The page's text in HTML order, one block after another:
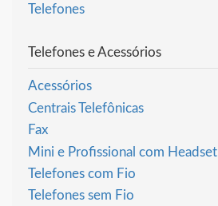
Telefones
Telefones e Acessórios
Acessórios
Centrais Telefônicas
Fax
Mini e Profissional com Headset
Telefones com Fio
Telefones sem Fio